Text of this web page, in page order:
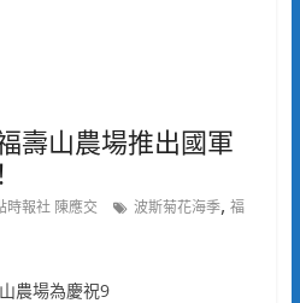
壽山農場推出國軍
時報社 陳應交 波斯菊花海季, 福
農場為慶祝9